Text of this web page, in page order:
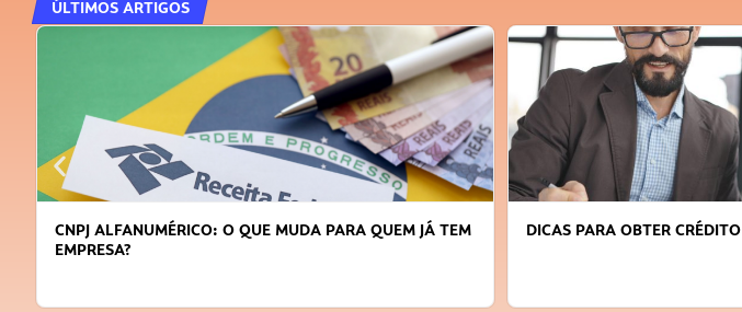
ÚLTIMOS ARTIGOS
CNPJ ALFANUMÉRICO: O QUE MUDA PARA QUEM JÁ TEM
EMPRESA?
DICAS PARA OBTER CRÉDITO